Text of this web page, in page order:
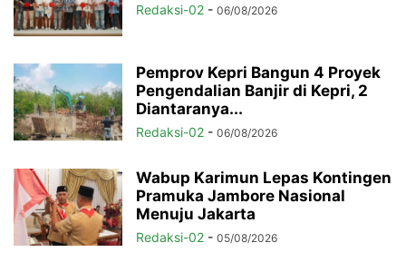
Redaksi-02 - 06/08/2026
Pemprov Kepri Bangun 4 Proyek
Pengendalian Banjir di Kepri, 2
Diantaranya...
Redaksi-02 - 06/08/2026
Wabup Karimun Lepas Kontingen
Pramuka Jambore Nasional
Menuju Jakarta
Redaksi-02 - 05/08/2026